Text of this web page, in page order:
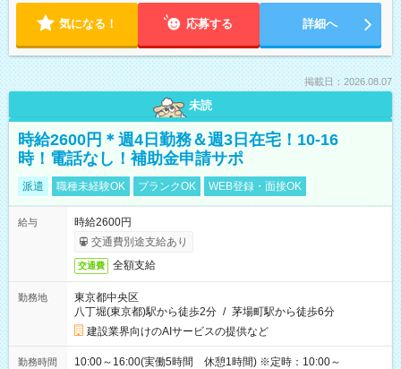
気になる！ 応募する 詳細へ
掲載日：2026.08.07
未読
時給2600円＊週4日勤務＆週3日在宅！10-16
時！電話なし！補助金申請サポ
派遣 職種未経験OK ブランクOK WEB登録・面接OK
給与
時給2600円
交通費別途支給あり
交通費 全額支給
勤務地
東京都中央区
八丁堀(東京都)駅から徒歩2分 / 茅場町駅から徒歩6分
建設業界向けのAIサービスの提供など
勤務時間
10:00～16:00(実働5時間 休憩1時間) ※定時：10:00～